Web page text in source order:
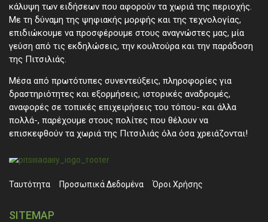
κάλυψη των ειδήσεων που αφορούν τα χωριά της περιοχής.
Με τη δύναμη της ψηφιακής μορφής και της τεχνολογίας,
επιδιώκουμε να προσφέρουμε στους αναγνώστες μας, μία
γεύση από τις εκδηλώσεις, την κουλτούρα και την παράδοση
της Πιτσιλιάς.
Μέσα από πρωτότυπες συνεντεύξεις, πληροφορίες για
δραστηριότητες και εξορμήσεις, ιστορικές αναδρομές,
αναφορές σε τοπικές επιχειρήσεις του τόπου- και άλλα
πολλά-, παρέχουμε στους πολίτες που θέλουν να
επισκεφθούν τα χωριά της Πιτσιλιάς όλα όσα χρειάζονται!
Ταυτότητα Προσωπικά ∆εδομένα Όροι Χρήσης
SITEMAP